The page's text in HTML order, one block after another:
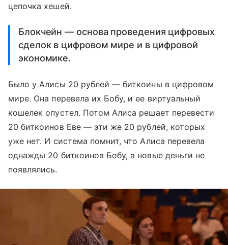
цепочка хешей.
Блокчейн — основа проведения цифровых
сделок в цифровом мире и в цифровой
экономике.
Было у Алисы 20 рублей — биткоины в цифровом
мире. Она перевела их Бобу, и ее виртуальный
кошелек опустел. Потом Алиса решает перевести
20 биткоинов Еве — эти же 20 рублей, которых
уже нет. И система помнит, что Алиса перевела
однажды 20 биткоинов Бобу, а новые деньги не
появлялись.